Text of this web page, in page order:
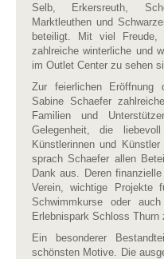
Selb, Erkersreuth,
Marktleuthen und
beteiligt. Mit viel Freude,
zahlreiche winterliche und
im Outlet Center zu sehen
Zur feierlichen Eröffnung
Sabine Schaefer
Familien und
Gelegenheit, die
Künstlerinnen und
sprach Schaefer allen
Dank aus. Deren
Verein, wichtige Projekte
Schwimmkurse oder
Erlebnispark Schloss Thurn
Ein besonderer
schönsten Motive. Die